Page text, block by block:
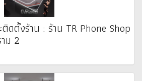
ตั้งร้าน : ร้าน TR Phone Shop
ม 2